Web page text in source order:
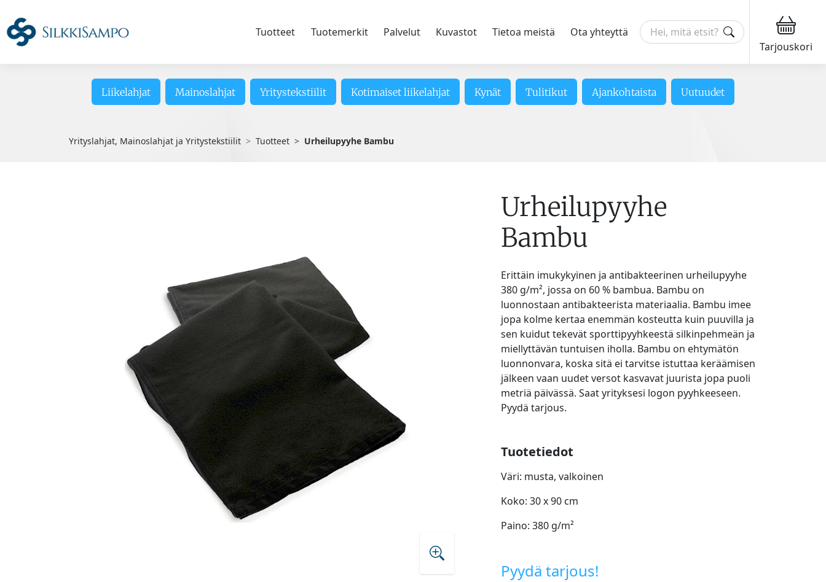
Tuotteet Tuotemerkit Palvelut Kuvastot Tietoa meistä
Ota yhteyttä
Tarjouskori
Liikelahjat Mainoslahjat Yritystekstiilit Kotimaiset liikelahjat Kynät Tulitikut Ajankohtaista Uutuudet
Yrityslahjat, Mainoslahjat ja Yritystekstiilit Tuotteet Urheilupyyhe Bambu
Urheilupyyhe
Bambu
Erittäin imukykyinen ja antibakteerinen urheilupyyhe
380 g/m², jossa on 60 % bambua. Bambu on
luonnostaan antibakteerista materiaalia. Bambu imee
jopa kolme kertaa enemmän kosteutta kuin puuvilla ja
sen kuidut tekevät sporttipyyhkeestä silkinpehmeän ja
miellyttävän tuntuisen iholla. Bambu on ehtymätön
luonnonvara, koska sitä ei tarvitse istuttaa keräämisen
jälkeen vaan uudet versot kasvavat juurista jopa puoli
metriä päivässä. Saat yrityksesi logon pyyhkeeseen.
Pyydä tarjous.
Tuotetiedot
Väri: musta, valkoinen
Koko: 30 x 90 cm
Paino: 380 g/m²
Pyydä tarjous!